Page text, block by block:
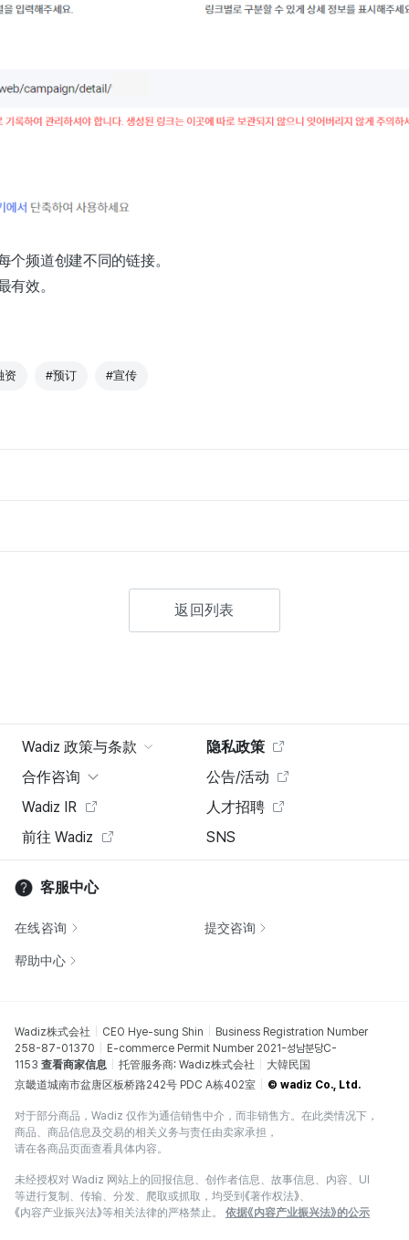
个频道创建不同的链接。
有效。
资 #预订 #宣传
返回列表
Wadiz 政策与条款
隐私政策
合作咨询
公告/活动
Wadiz IR
人才招聘
前往 Wadiz
SNS
客服中心
在线咨询 提交咨询
帮助中心
Wadiz株式会社 CEO Hye-sung Shin
Business Registration Number
258-87-01370
E-commerce Permit Number 2021-성남분당C-
1153 查看商家信息 托管服务商: Wadiz株式会社
大韓民国
京畿道城南市盆唐区板桥路242号 PDC A栋402室
© wadiz Co., Ltd.
对于部分商品，Wadiz 仅作为通信销售中介，而非销售方。在此类情况下，
商品、商品信息及交易的相关义务与责任由卖家承担，
请在各商品页面查看具体内容。
未经授权对 Wadiz 网站上的回报信息、创作者信息、故事信息、内容、UI
等进行复制、传输、分发、爬取或抓取，均受到《著作权法》、
《内容产业振兴法》等相关法律的严格禁止。
依据《内容产业振兴法》的公示